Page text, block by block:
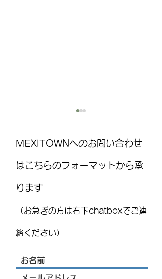
国際気球フェスティバル
(FIG)2026、今年もレオンで
開催！豪華ライブ出演者
を発表 海外アーティス
結
MEXITOWNへのお問い合わせ
はこちらのフォーマットから承
ります
（お急ぎの方は右下chatboxでご連
絡ください）